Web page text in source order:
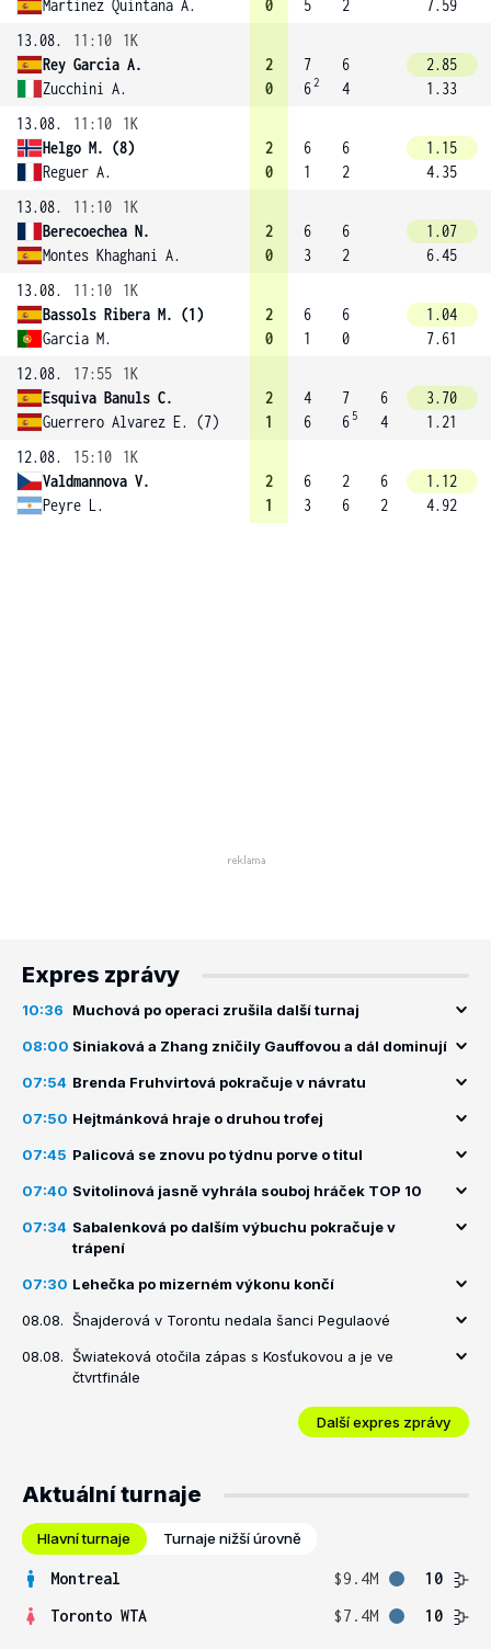
Martinez Quintana A. 0 5 2
7.59
13.08.
11:10
1K
Rey Garcia A.
Zucchini A.
2
0
7
62
6
4
2.85
1.33
13.08.
11:10
1K
Helgo M. (8)
Reguer A.
2
0
6
1
6
2
1.15
4.35
13.08.
11:10
1K
Berecoechea N.
Montes Khaghani A.
2
0
6
3
6
2
1.07
6.45
13.08.
11:10
1K
Bassols Ribera M. (1)
Garcia M.
2
0
6
1
6
0
1.04
7.61
12.08.
17:55
1K
Esquiva Banuls C.
Guerrero Alvarez E. (7)
2
1
4
6
7
6 5
6
4
3.70
1.21
12.08.
15:10
1K
Valdmannova V.
Peyre L.
2
1
6
3
2
6
6
2
1.12
4.92
Expres zprávy
10:36 Muchová po operaci zrušila další turnaj
08:00 Siniaková a Zhang zničily Gauffovou a dál dominují
07:54 Brenda Fruhvirtová pokračuje v návratu
07:50 Hejtmánková hraje o druhou trofej
07:45 Palicová se znovu po týdnu porve o titul
07:40 Svitolinová jasně vyhrála souboj hráček TOP 10
07:34 Sabalenková po dalším výbuchu pokračuje v
trápení
07:30 Lehečka po mizerném výkonu končí
08.08. Šnajderová v Torontu nedala šanci Pegulaové
08.08. Šwiateková otočila zápas s Kosťukovou a je ve
čtvrtfinále
Další expres zprávy
Aktuální turnaje
Hlavní turnaje Turnaje nižší úrovně
Montreal $9.4M
10
Toronto WTA
$7.4M 10